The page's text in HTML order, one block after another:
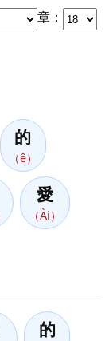
章：
的
（ê）
愛
（Ài）
的